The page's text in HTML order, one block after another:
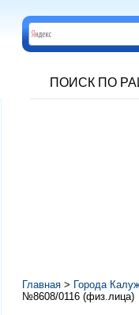
ПОИСК ПО
Главная > Города
№8608/0116 (физ.лица)